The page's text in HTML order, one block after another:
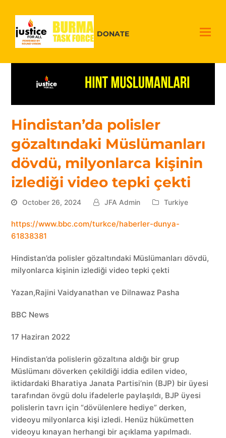
DONATE
Hindistan’da polisler
gözaltındaki Müslümanları
dövdü, milyonlarca kişinin
izlediği video tepki çekti
October 26, 2024 JFA Admin Turkiye
https://www.bbc.com/turkce/haberler-dunya-
61838381
Hindistan’da polisler gözaltındaki Müslümanları dövdü,
milyonlarca kişinin izlediği video tepki çekti
Yazan,Rajini Vaidyanathan ve Dilnawaz Pasha
BBC News
17 Haziran 2022
Hindistan’da polislerin gözaltına aldığı bir grup
Müslümanı döverken çekildiği iddia edilen video,
iktidardaki Bharatiya Janata Partisi’nin (BJP) bir üyesi
tarafından övgü dolu ifadelerle paylaşıldı, BJP üyesi
polislerin tavrı için “dövülenlere hediye” derken,
videoyu milyonlarca kişi izledi. Henüz hükümetten
videoyu kınayan herhangi bir açıklama yapılmadı.